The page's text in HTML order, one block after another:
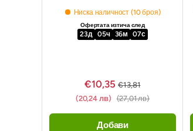
Ниска наличност (10 броя)
Офертата изтича след
23д 05ч 36м 06с
€10,35 €13,81
(20,24 лв) (27,01 лв)
Добави